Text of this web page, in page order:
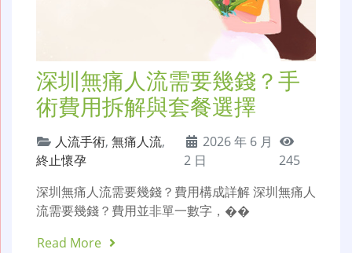
深圳無痛人流需要幾錢？手
術費用拆解與套餐選擇
人流手術, 無痛人流,
終止懷孕
2026 年 6 月
2 日
245
深圳無痛人流需要幾錢？費用構成詳解 深圳無痛人
流需要幾錢？費用並非單一數字，��
Read More